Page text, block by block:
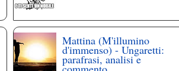
Mattina (M'illumino
d'immenso) - Ungaretti:
parafrasi, analisi e